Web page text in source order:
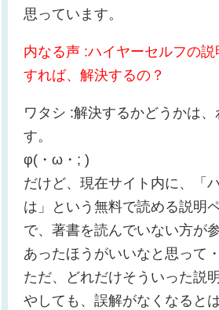
思っています。
内なる声 :ハイヤーセルフの説
すれば、解決するの？
ワタシ :解決するかどうかは
す。
φ(・ω・; )
だけど、現在サイト内に、「
は」という無料で読める説明
で、著書を読んでいない方が
あったほうがいいなと思って・
ただ、どれだけそういった説
やしても、誤解がなくなると